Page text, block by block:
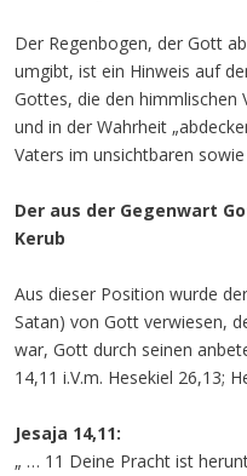
Der Regenbogen, der Gott
umgibt, ist ein Hinweis auf
Gottes, die den himmlischen
und in der Wahrheit
Vaters im unsichtbaren
Der aus der Gegenwart
Kerub
Aus dieser Position wurde
Satan) von Gott verwiesen,
war, Gott durch seinen
14,11 i.V.m. Hesekiel 26,13;
Jesaja 14,11:
„ … 11 Deine Pracht ist